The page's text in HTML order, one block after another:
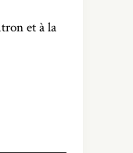
et à la